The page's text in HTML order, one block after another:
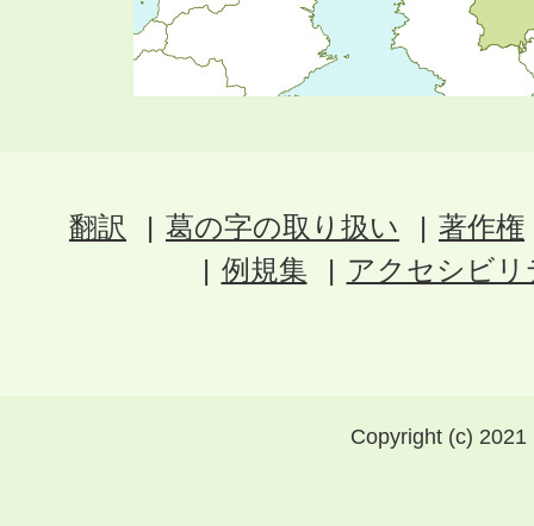
翻訳 葛の字の取り扱い
著作権
例規集
アクセシビ
Copyright (c)